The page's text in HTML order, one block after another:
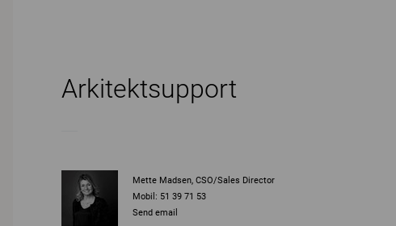
Arkitektsupport
Mette Madsen, CSO/Sales Director
Mobil: 51 39 71 53
Send email